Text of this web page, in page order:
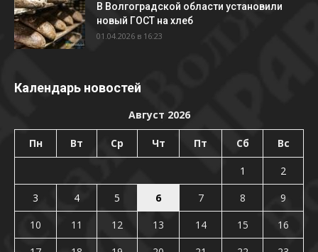
В Волгоградской области установили
новый ГОСТ на хлеб
01.04.2026 в 16:23
Календарь новостей
Август 2026
Пн Вт Ср Чт Пт Сб Вс
1
2
3
4 5 6 7 8
9
10
11 12 13 14 15
16